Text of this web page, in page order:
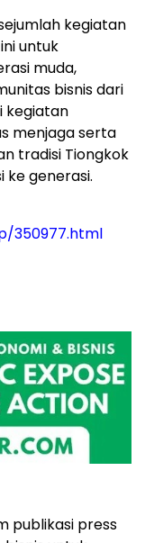
kegiatan
untuk
muda,
bisnis dari
kegiatan
menjaga serta
tradisi Tiongkok
ke generasi.
350977.html
publikasi press